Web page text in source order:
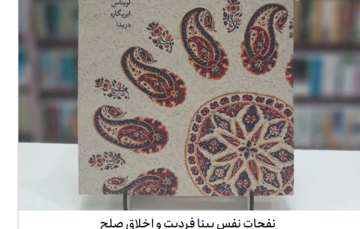
نفحات نفس بینا فردیت و اخلاق صلح